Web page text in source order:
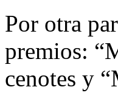
Por otra
premios:
cenotes y